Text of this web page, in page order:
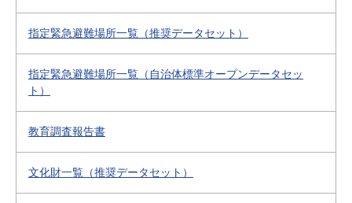
指定緊急避難場所一覧（推奨データセット）
指定緊急避難場所一覧（自治体標準オープンデータセッ
ト）
教育調査報告書
文化財一覧（推奨データセット）